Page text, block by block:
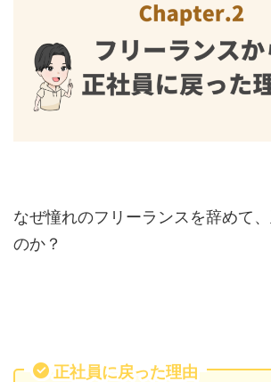
なぜ憧れのフリーランスを辞めて
のか？
正社員に戻った理由